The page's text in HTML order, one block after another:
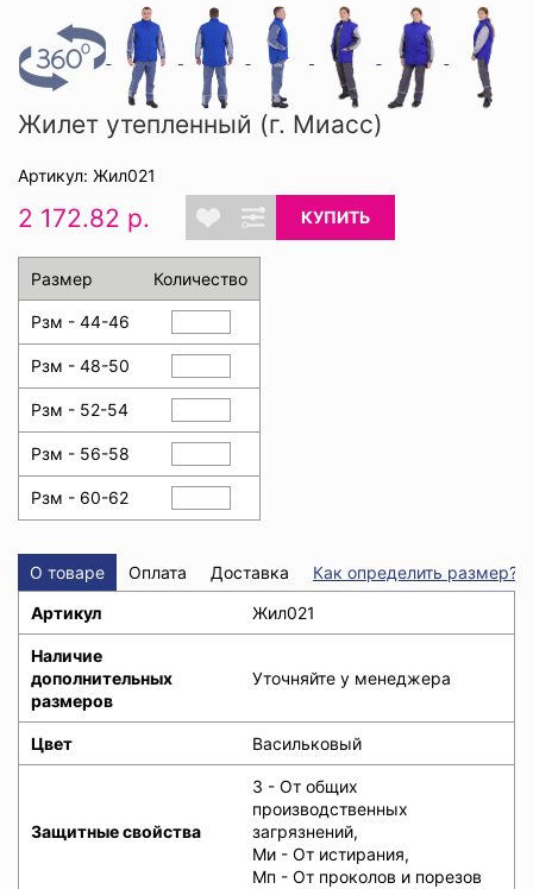
Жилет утепленный (г. Миасс)
Артикул: Жил021
2 172.82 р. КУПИТЬ
Размер Количество
Рзм - 44-46
Рзм - 48-50
Рзм - 52-54
Рзм - 56-58
Рзм - 60-62
О товаре Оплата Доставка
Как определить размер?
Артикул
Жил021
Наличие
дополнительных
размеров
Уточняйте у менеджера
Цвет Васильковый
Защитные свойства
З - От общих
производственных
загрязнений,
Ми - От истирания,
Мп - От проколов и порезов